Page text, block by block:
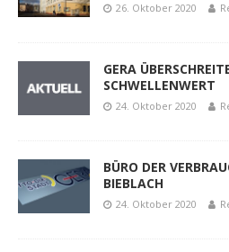
26. Oktober 2020
GERA
SCHWELLENWERT
24. Oktober 2020
BÜRO DER
BIEBLACH
24. Oktober 2020